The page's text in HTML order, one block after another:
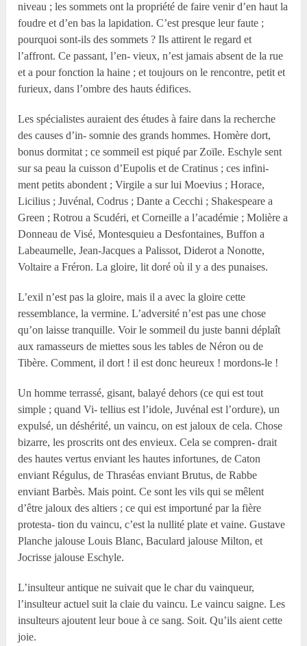
niveau ; les sommets ont la propriété de faire venir d’en haut la
foudre et d’en bas la lapidation. C’est presque leur faute ;
pourquoi sont-ils des sommets ? Ils attirent le regard et
l’affront. Ce passant, l’en- vieux, n’est jamais absent de la rue
et a pour fonction la haine ; et toujours on le rencontre, petit et
furieux, dans l’ombre des hauts édifices.
Les spécialistes auraient des études à faire dans la recherche
des causes d’in- somnie des grands hommes. Homère dort,
bonus dormitat ; ce sommeil est piqué par Zoïle. Eschyle sent
sur sa peau la cuisson d’Eupolis et de Cratinus ; ces infini-
ment petits abondent ; Virgile a sur lui Moevius ; Horace,
Licilius ; Juvénal, Codrus ; Dante a Cecchi ; Shakespeare a
Green ; Rotrou a Scudéri, et Corneille a l’académie ; Molière a
Donneau de Visé, Montesquieu a Desfontaines, Buffon a
Labeaumelle, Jean-Jacques a Palissot, Diderot a Nonotte,
Voltaire a Fréron. La gloire, lit doré où il y a des punaises.
L’exil n’est pas la gloire, mais il a avec la gloire cette
ressemblance, la vermine. L’adversité n’est pas une chose
qu’on laisse tranquille. Voir le sommeil du juste banni déplaît
aux ramasseurs de miettes sous les tables de Néron ou de
Tibère. Comment, il dort ! il est donc heureux ! mordons-le !
Un homme terrassé, gisant, balayé dehors (ce qui est tout
simple ; quand Vi- tellius est l’idole, Juvénal est l’ordure), un
expulsé, un déshérité, un vaincu, on est jaloux de cela. Chose
bizarre, les proscrits ont des envieux. Cela se compren- drait
des hautes vertus enviant les hautes infortunes, de Caton
enviant Régulus, de Thraséas enviant Brutus, de Rabbe
enviant Barbès. Mais point. Ce sont les vils qui se mêlent
d’être jaloux des altiers ; ce qui est importuné par la fière
protesta- tion du vaincu, c’est la nullité plate et vaine. Gustave
Planche jalouse Louis Blanc, Baculard jalouse Milton, et
Jocrisse jalouse Eschyle.
L’insulteur antique ne suivait que le char du vainqueur,
l’insulteur actuel suit la claie du vaincu. Le vaincu saigne. Les
insulteurs ajoutent leur boue à ce sang. Soit. Qu’ils aient cette
joie.